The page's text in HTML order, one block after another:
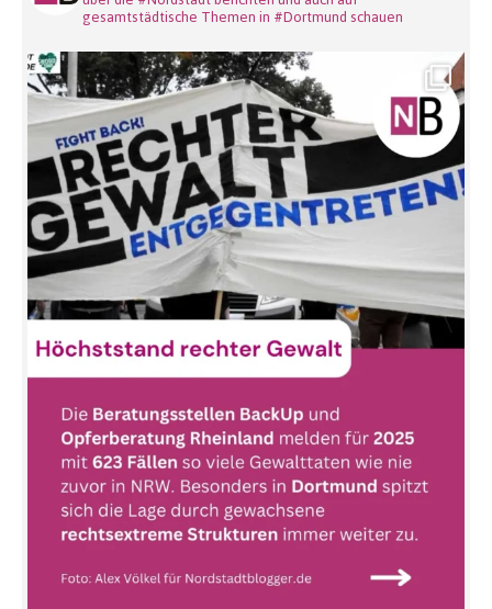
gesamtstädtische Themen in #Dortmund schauen